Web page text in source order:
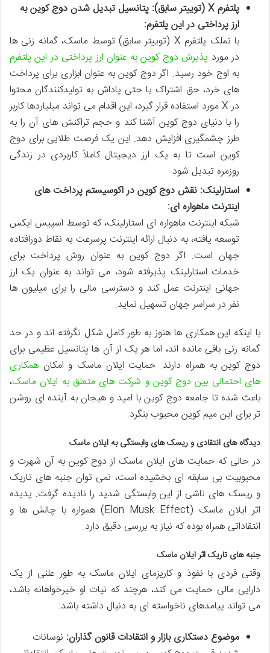
پلتفرم X (توییتر سابق): پتانسیل تبدیل شدن دوج کوین به
ارز پرداختی در این پلتفرم:
با تملک پلتفرم X (توییتر سابق) توسط ماسک، گمانه زنی ها
در مورد پذیرش دوج کوین به عنوان ارز پرداختی در این پلتفرم
به اوج خود رسید. اگر دوج کوین به عنوان ابزاری برای پرداخت
های خرد، حق اشتراک یا حتی پاداش به تولیدکنندگان محتوا
در X مورد استفاده قرار گیرد، این اقدام می تواند میلیاردها کاربر
را با دنیای دوج کوین آشنا کند و حجم تراکنش های آن را به
طرز چشمگیری افزایش دهد. این یک فرصت طلایی برای دوج
کوین است تا به یک ارز دیجیتال کاملاً کاربردی در زندگی
روزمره تبدیل شود.
استارلینک: نقش دوج کوین در اکوسیستم پرداخت های
اینترنت ماهواره ای:
شبکه اینترنت ماهواره ای استارلینک، که توسط اسپیس ایکس
توسعه یافته، به دنبال ارائه اینترنت پرسرعت به نقاط دورافتاده
جهان است. اگر دوج کوین به عنوان روش پرداخت برای
خدمات استارلینک پذیرفته شود، می تواند به عنوان یک ارز
جهانی اینترنت عمل کند و دسترسی مالی را برای میلیون ها
نفر در سراسر جهان تسهیل نماید.
با اینکه این همکاری ها هنوز به طور کامل شکل نگرفته اند و در حد
گمانه زنی باقی مانده اند، اما هر یک از آن ها پتانسیل عظیمی برای
دوج کوین به همراه دارند. حمایت ایلان ماسک و امکان همکاری
های احتمالی بین دوج کوین و شرکت های متعلق به ایلان ماسک،
باعث شده تا جامعه دوج کوین با امید و هیجان به آینده ای روشن
تر برای این میم کوین محبوب بنگرد.
دیدگاه های انتقادی و ریسک های وابستگی به ایلان ماسک
در حالی که حمایت های ایلان ماسک از دوج کوین به آن شهرت و
محبوبیت بی سابقه ای بخشیده است، نمی توان جنبه های تاریک
و ریسک های ناشی از این وابستگی شدید را نادیده گرفت. پدیده
اثر ایلان ماسک (Elon Musk Effect) همواره با چالش ها و
انتقاداتی همراه بوده که نیاز به بررسی دقیق دارد.
جنبه های تاریک اثر ایلان ماسک
وقتی فردی با نفوذ و کاریزمای ایلان ماسک به طور علنی از یک
دارایی مالی حمایت می کند، هرچند که نیات او خیرخواهانه باشد،
می تواند پیامدهای ناخواسته ای به دنبال داشته باشد:
موضوع دستکاری بازار و انتقادات قانون گذاران: نوسانات